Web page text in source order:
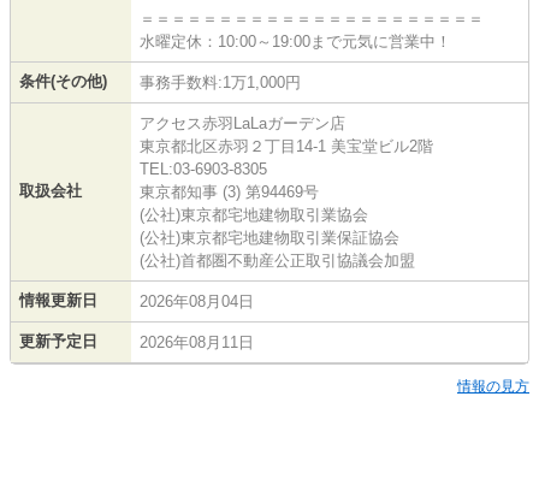
＝＝＝＝＝＝＝＝＝＝＝＝＝＝＝＝＝＝＝＝＝＝
水曜定休：10:00～19:00まで元気に営業中！
条件(その他) 事務手数料:1万1,000円
取扱会社
アクセス赤羽LaLaガーデン店
東京都北区赤羽２丁目14-1 美宝堂ビル2階
TEL:03-6903-8305
東京都知事 (3) 第94469号
(公社)東京都宅地建物取引業協会
(公社)東京都宅地建物取引業保証協会
(公社)首都圏不動産公正取引協議会加盟
情報更新日 2026年08月04日
更新予定日 2026年08月11日
情報の見方